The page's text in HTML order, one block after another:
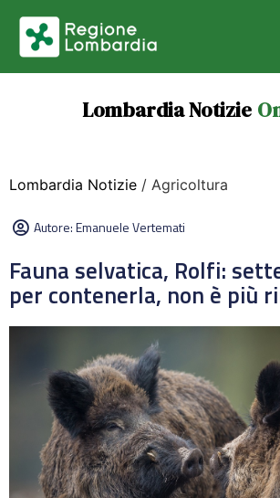
Lombardia Notizie
Lombardia Notizie / Agricoltura
Autore:Emanuele Vertemati
Fauna selvatica, Rolfi:
per contenerla, non è più